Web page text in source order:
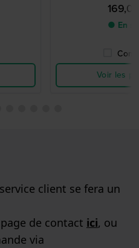
● En
Voir les
client se fera un
de contact ici, ou
via